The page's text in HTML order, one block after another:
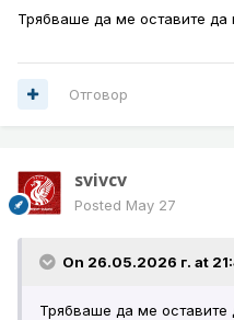
Трябваше да ме оставите да
Отговор
svivcv
Posted May 27
On 26.05.2026 г. at
Трябваше да ме оставите